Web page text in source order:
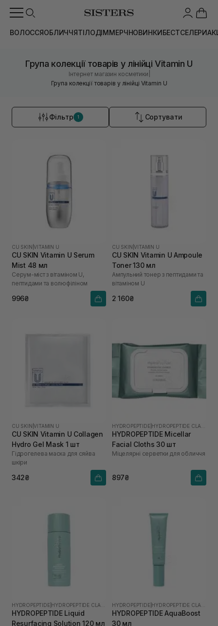
ВОЛОССЯОБЛИЧЧЯТІЛОДІММЕРЧНОВИНКИБЕСТСЕЛЕРИ
Група колекції товарів у лінійці Vitamin U
Інтернет магазин косметики
Група колекції товарів у лінійці Vitamin U
Фільтр 1 Сортувати
CU SKIN |VITAMIN U
CU SKIN Vitamin U Serum
Mist 48 мл
Серум-міст з вітаміном U,
пептидами та волюфіліном
996₴
CU SKIN |VITAMIN U
CU SKIN Vitamin U Ampoule
Toner 130 мл
Ампульний тонер з пептидами та
вітаміном U
2 160₴
CU SKIN |VITAMIN U
CU SKIN Vitamin U Collagen
Hydro Gel Mask 1 шт
Гідрогелева маска для сяйва
шкіри
342₴
HYDROPEPTIDE
HYDROPEPTIDE Micellar
Facial Cloths 30 шт
Міцелярні серветки для обличчя
897₴
HYDROPEPTIDE
HYDROPEPTIDE Liquid
Resurfacing Solution 120 мл
HYDROPEPTIDE
HYDROPEPTIDE AquaBoost
30 мл